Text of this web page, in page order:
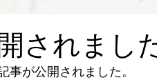
されまし
事が公開されました。